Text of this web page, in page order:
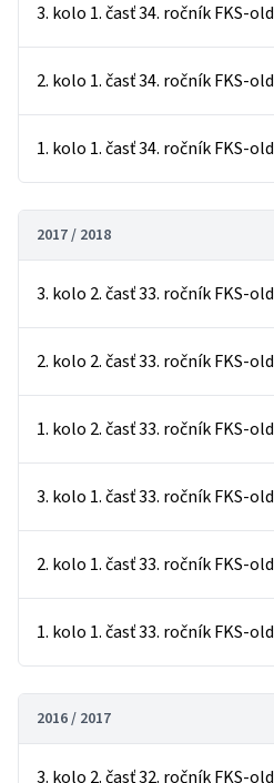
3. kolo 1. časť 34. ročník FKS-old
2. kolo 1. časť 34. ročník FKS-old
1. kolo 1. časť 34. ročník FKS-old
2017 / 2018
3. kolo 2. časť 33. ročník FKS-old
2. kolo 2. časť 33. ročník FKS-old
1. kolo 2. časť 33. ročník FKS-old
3. kolo 1. časť 33. ročník FKS-old
2. kolo 1. časť 33. ročník FKS-old
1. kolo 1. časť 33. ročník FKS-old
2016 / 2017
3. kolo 2. časť 32. ročník FKS-old